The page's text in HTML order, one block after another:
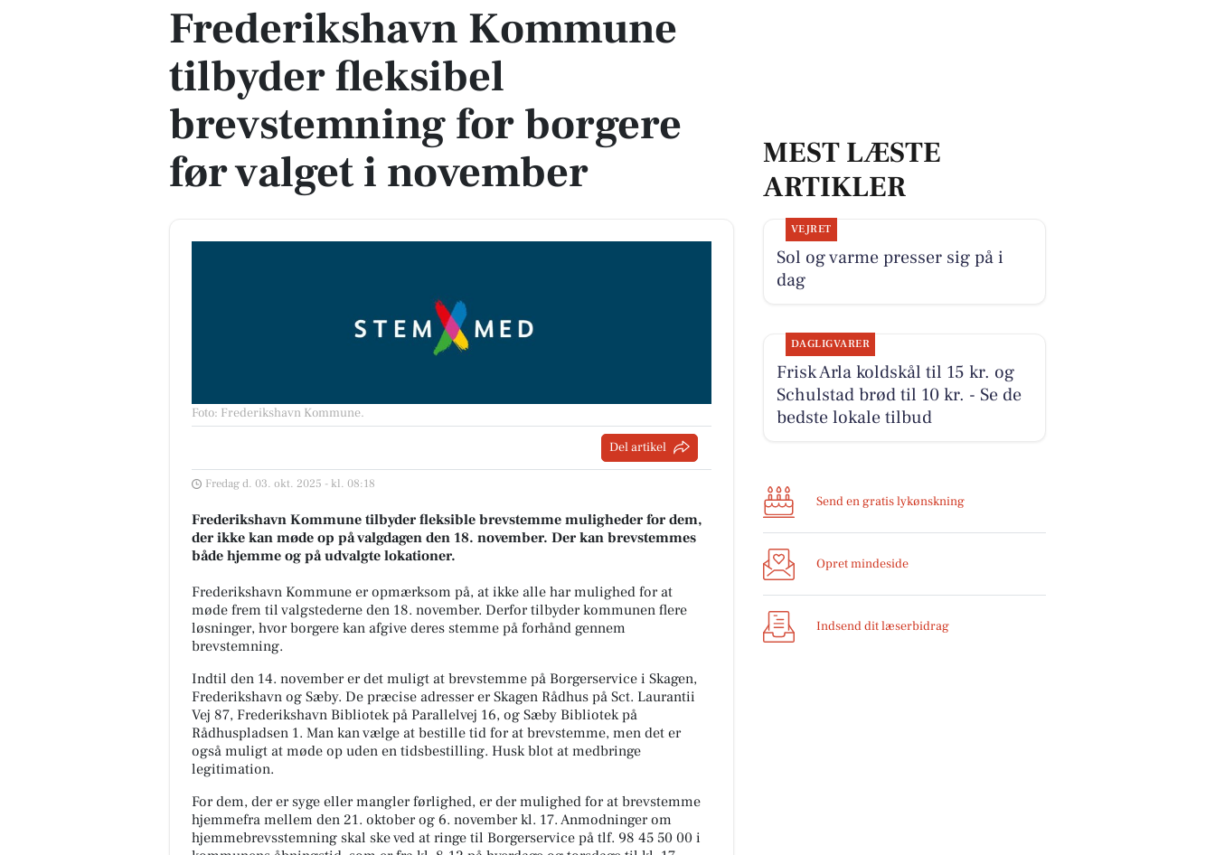
Frederikshavn Kommune
tilbyder fleksibel
brevstemning for borgere
før valget i november
Foto: Frederikshavn Kommune.
Del artikel
Fredag d. 03. okt. 2025 - kl. 08:18
Frederikshavn Kommune tilbyder fleksible brevstemme muligheder for dem,
der ikke kan møde op på valgdagen den 18. november. Der kan brevstemmes
både hjemme og på udvalgte lokationer.
Frederikshavn Kommune er opmærksom på, at ikke alle har mulighed for at
møde frem til valgstederne den 18. november. Derfor tilbyder kommunen flere
løsninger, hvor borgere kan afgive deres stemme på forhånd gennem
brevstemning.
Indtil den 14. november er det muligt at brevstemme på Borgerservice i Skagen,
Frederikshavn og Sæby. De præcise adresser er Skagen Rådhus på Sct. Laurantii
Vej 87, Frederikshavn Bibliotek på Parallelvej 16, og Sæby Bibliotek på
Rådhuspladsen 1. Man kan vælge at bestille tid for at brevstemme, men det er
også muligt at møde op uden en tidsbestilling. Husk blot at medbringe
legitimation.
For dem, der er syge eller mangler førlighed, er der mulighed for at brevstemme
hjemmefra mellem den 21. oktober og 6. november kl. 17. Anmodninger om
hjemmebrevsstemning skal ske ved at ringe til Borgerservice på tlf. 98 45 50 00 i
MEST LÆSTE
ARTIKLER
VEJRET
Sol og varme presser sig på i
dag
DAGLIGVARER
Frisk Arla koldskål til 15 kr. og
Schulstad brød til 10 kr. - Se de
bedste lokale tilbud
Send en gratis lykønskning
Opret mindeside
Indsend dit læserbidrag